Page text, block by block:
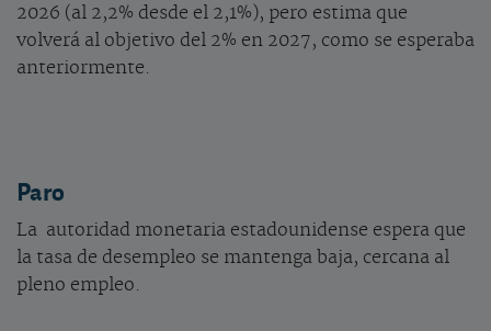
2026 (al 2,2% desde el 2,1%), pero estima que
volverá al objetivo del 2% en 2027, como se esperaba
anteriormente.
Paro
La autoridad monetaria estadounidense espera que
la tasa de desempleo se mantenga baja, cercana al
pleno empleo.